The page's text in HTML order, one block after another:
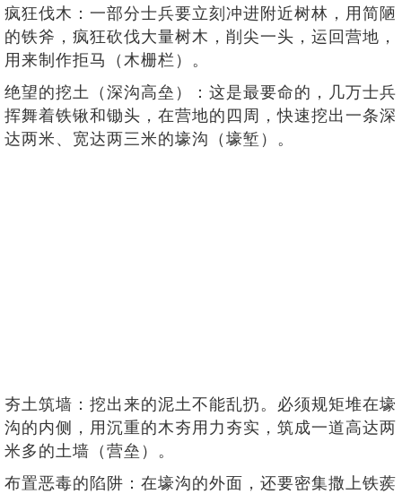
疯狂伐木：一部分士兵要立刻冲进附近树林，用简陋
的铁斧，疯狂砍伐大量树木，削尖一头，运回营地，
用来制作拒马（木栅栏）。
绝望的挖土（深沟高垒）：这是最要命的，几万士兵
挥舞着铁锹和锄头，在营地的四周，快速挖出一条深
达两米、宽达两三米的壕沟（壕堑）。
夯土筑墙：挖出来的泥土不能乱扔。必须规矩堆在壕
沟的内侧，用沉重的木夯用力夯实，筑成一道高达两
米多的土墙（营垒）。
布置恶毒的陷阱：在壕沟的外面，还要密集撒上铁蒺